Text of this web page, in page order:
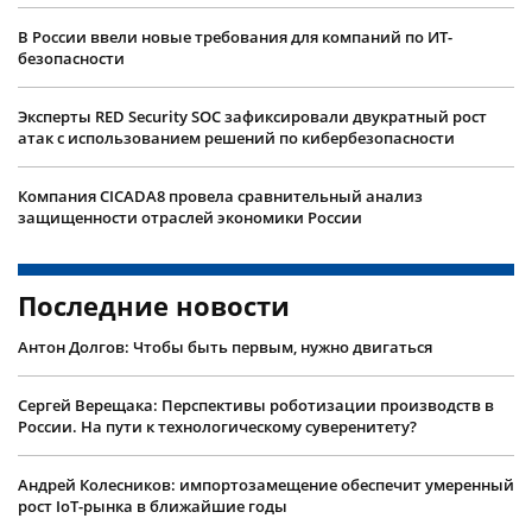
В России ввели новые требования для компаний по ИТ-
безопасности
Эксперты RED Security SOC зафиксировали двукратный рост
атак с использованием решений по кибербезопасности
Компания CICADA8 провела сравнительный анализ
защищенности отраслей экономики России
Последние новости
Антон Долгов: Чтобы быть первым, нужно двигаться
Сергей Верещака: Перспективы роботизации производств в
России. На пути к технологическому суверенитету?
Андрей Колесников: импортозамещение обеспечит умеренный
рост IoT-рынка в ближайшие годы